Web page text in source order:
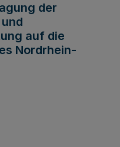
der
auf die
Nordrhein-